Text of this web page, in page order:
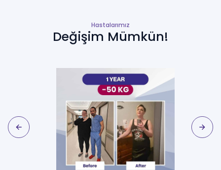
Hastalarımız
Değişim Mümkün!